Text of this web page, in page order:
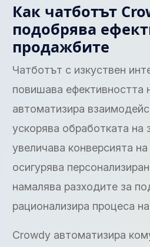
Как чатботът
подобрява
продажбите
Чатботът с изкуствен
повишава ефективността
автоматизира
ускорява обработката на
увеличава конверсията
осигурява
намалява разходите за
рационализира процеса
Crowdy автоматизира